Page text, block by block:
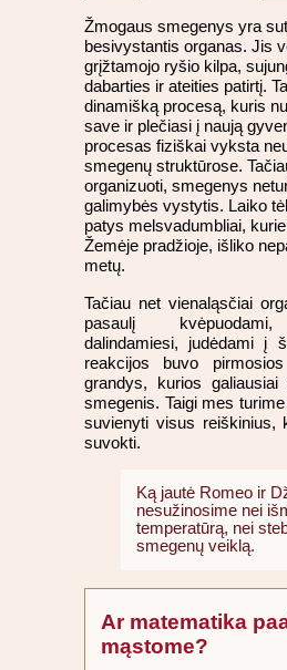
Žmogaus smegenys yra
besivystantis organas. Jis
grįžtamojo ryšio kilpa,
dabarties ir ateities patirtį.
dinamišką procesą, kuris
save ir plečiasi į naują
procesas fiziškai vyksta
smegenų struktūrose.
organizuoti, smegenys
galimybės vystytis. Laiko
patys melsvadumbliai,
Žemėje pradžioje, išliko
metų.
Tačiau net vienaląsčiai
pasaulį kvėpuodami,
dalindamiesi, judėdami į
reakcijos buvo
grandys, kurios
smegenis. Taigi mes
suvienyti visus reiškinius,
suvokti.
Ką jautė Romeo ir
nesužinosime nei
temperatūrą, nei
smegenų veiklą.
Ar matematika
mąstome?